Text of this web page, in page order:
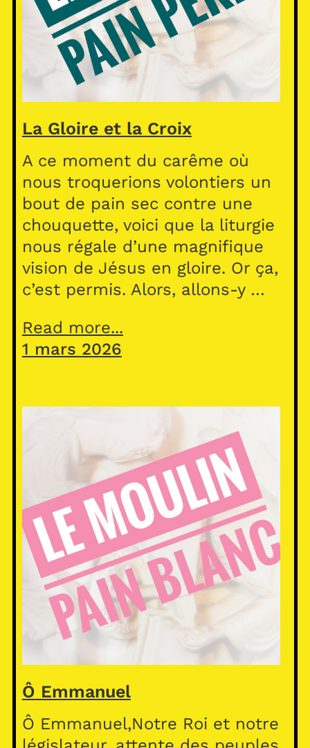
La Gloire et la Croix
A ce moment du carême où
nous troquerions volontiers un
bout de pain sec contre une
chouquette, voici que la liturgie
nous régale d’une magnifique
vision de Jésus en gloire. Or ça,
c’est permis. Alors, allons-y …
Read more...
1 mars 2026
Ô Emmanuel
Ô Emmanuel,Notre Roi et notre